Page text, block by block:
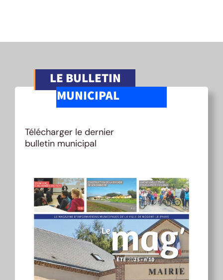
LE BULLETIN
MUNICIPAL
Télécharger le dernier
bulletin municipal